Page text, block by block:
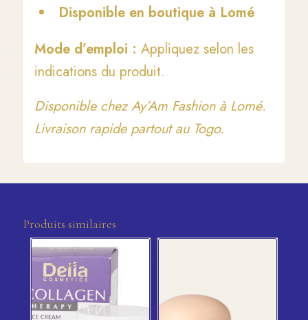
Disponible en boutique à Lomé
Mode d’emploi : Appliquez selon les
indications du produit.
Disponible chez Ay’Am Fashion à Lomé.
Livraison rapide partout au Togo.
Produits similaires